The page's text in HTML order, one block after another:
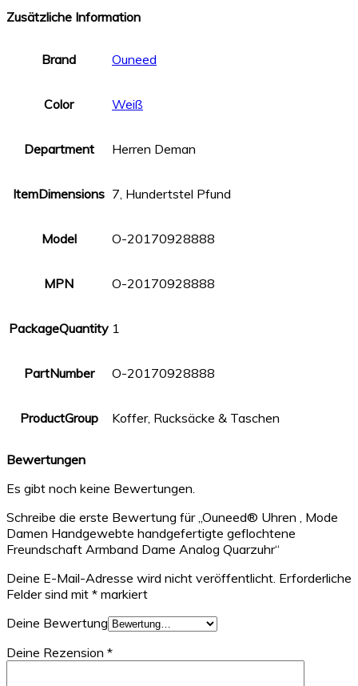
Zusätzliche Information
Brand Ouneed
Color Weiß
Department Herren Deman
ItemDimensions 7, Hundertstel Pfund
Model O-20170928888
MPN O-20170928888
PackageQuantity 1
PartNumber O-20170928888
ProductGroup Koffer, Rucksäcke & Taschen
Bewertungen
Es gibt noch keine Bewertungen.
Schreibe die erste Bewertung für „Ouneed® Uhren , Mode
Damen Handgewebte handgefertigte geflochtene
Freundschaft Armband Dame Analog Quarzuhr“
Deine E-Mail-Adresse wird nicht veröffentlicht. Erforderliche
Felder sind mit * markiert
Deine Bewertung
Deine Rezension *